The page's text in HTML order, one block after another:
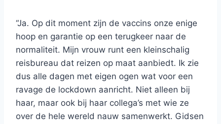
“Ja. Op dit moment zijn de vaccins onze enige
hoop en garantie op een terugkeer naar de
normaliteit. Mijn vrouw runt een kleinschalig
reisbureau dat reizen op maat aanbiedt. Ik zie
dus alle dagen met eigen ogen wat voor een
ravage de lockdown aanricht. Niet alleen bij
haar, maar ook bij haar collega’s met wie ze
over de hele wereld nauw samenwerkt. Gidsen